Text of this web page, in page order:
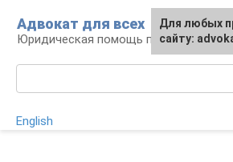
контенту
Адвокат для всех
Юридическая помощь по любому
English
Для любых
сайту: